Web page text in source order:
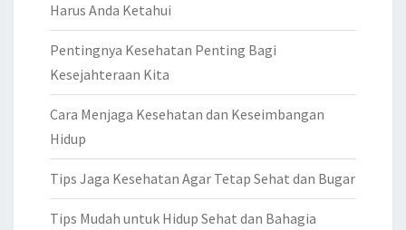
Harus Anda Ketahui
Pentingnya Kesehatan Penting Bagi
Kesejahteraan Kita
Cara Menjaga Kesehatan dan Keseimbangan
Hidup
Tips Jaga Kesehatan Agar Tetap Sehat dan Bugar
Tips Mudah untuk Hidup Sehat dan Bahagia